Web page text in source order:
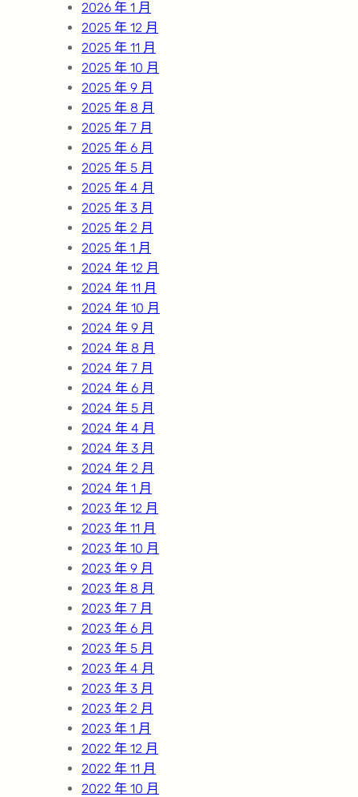
2026 年 1 月
2025 年 12 月
2025 年 11 月
2025 年 10 月
2025 年 9 月
2025 年 8 月
2025 年 7 月
2025 年 6 月
2025 年 5 月
2025 年 4 月
2025 年 3 月
2025 年 2 月
2025 年 1 月
2024 年 12 月
2024 年 11 月
2024 年 10 月
2024 年 9 月
2024 年 8 月
2024 年 7 月
2024 年 6 月
2024 年 5 月
2024 年 4 月
2024 年 3 月
2024 年 2 月
2024 年 1 月
2023 年 12 月
2023 年 11 月
2023 年 10 月
2023 年 9 月
2023 年 8 月
2023 年 7 月
2023 年 6 月
2023 年 5 月
2023 年 4 月
2023 年 3 月
2023 年 2 月
2023 年 1 月
2022 年 12 月
2022 年 11 月
2022 年 10 月